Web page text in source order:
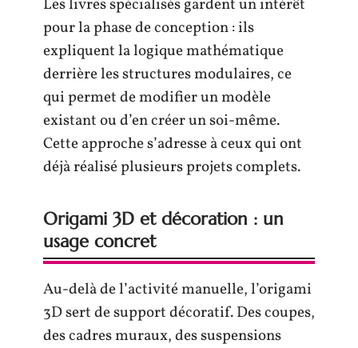
Les livres spécialisés gardent un intérêt
pour la phase de conception : ils
expliquent la logique mathématique
derrière les structures modulaires, ce
qui permet de modifier un modèle
existant ou d’en créer un soi-même.
Cette approche s’adresse à ceux qui ont
déjà réalisé plusieurs projets complets.
Origami 3D et décoration : un
usage concret
Au-delà de l’activité manuelle, l’origami
3D sert de support décoratif. Des coupes,
des cadres muraux, des suspensions